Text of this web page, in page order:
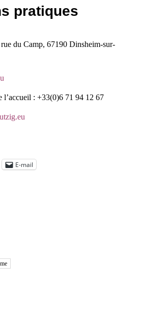
pratiques
du Camp, 67190 Dinsheim-sur-
l’accueil : +33(0)6 71 94 12 67
E-mail